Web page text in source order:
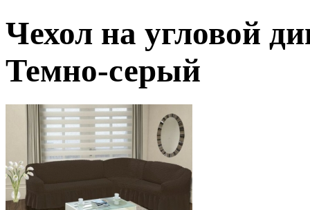
Чехол на угловой
Темно-серый